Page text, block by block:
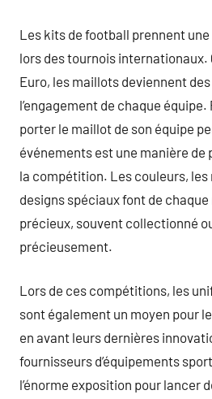
Les kits de football prennent
lors des tournois internationaux.
Euro, les maillots deviennent
l’engagement de chaque
porter le maillot de son équipe
événements est une manière de
la compétition. Les couleurs,
designs spéciaux font de
précieux, souvent collectionné
précieusement.
Lors de ces compétitions, les
sont également un moyen pour
en avant leurs dernières
fournisseurs d’équipements
l’énorme exposition pour lancer